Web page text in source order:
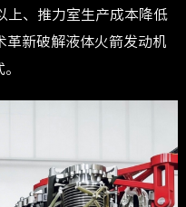
、推力室生产成本降低
革新破解液体火箭发动机